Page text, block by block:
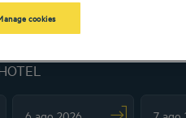
cookies